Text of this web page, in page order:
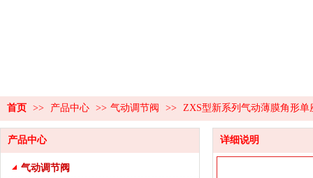
首页 >> 产品中心 >> 气动调节阀 >> ZXS型新系列气动薄膜角形单
产品中心
气动调节阀
详细说明